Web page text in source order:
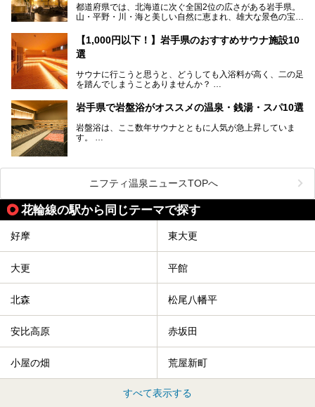
この記事は雫石プリンスホテルのPR記事です。
花巻温泉での日常を忘れられる特別な体験を通じて、いつも
都道府県では、北海道に次ぐ全国2位の広さがある岩手県。
山・平野・川・海と美しい自然に恵まれ、雄大な景色の宝庫
三陸の魚介類などの岩手グルメは全国に知られていますね。
大自然に囲まれた岩手県には、温泉が多く湧き出していま
す。今回は、岩手県でおすすめのスーパー銭湯をご紹介しま
【1,000円以下！】岩手県のおすすめサウナ施設10
選
サウナに行こうと思うと、どうしても入浴料が高く、二の足
を踏んでしまうことありませんか？
そこで値段を抑えた格安でお風呂とサウナを満喫できる充実
の施設を紹介します！
サクッと、月何回もサウナを楽しみたい人にとってはピッタ
リの場所ばかりなんですよ。
岩手県で岩盤浴がオススメの温泉・銭湯・スパ10選
岩盤浴は、ここ数年サウナとともに人気が急上昇していま
す。
今回は、岩手県でおすすめの温泉、銭湯、スパにある岩盤浴
を紹介します！
温度も低めなので、暑いのが苦手な人でも大満足な施設です
ニフティ温泉ニュースTOPへ
花輪線の駅から同じテーマで探す
好摩 東大更
大更 平館
北森 松尾八幡平
安比高原 赤坂田
小屋の畑 荒屋新町
すべて表示する